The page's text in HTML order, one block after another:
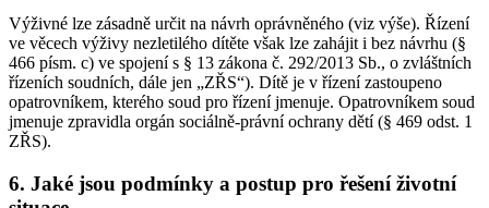
Výživné lze zásadně určit na návrh oprávněného (viz výše). Řízení
ve věcech výživy nezletilého dítěte však lze zahájit i bez návrhu (§
466 písm. c) ve spojení s § 13 zákona č. 292/2013 Sb., o zvláštních
řízeních soudních, dále jen „ZŘS“). Dítě je v řízení zastoupeno
opatrovníkem, kterého soud pro řízení jmenuje. Opatrovníkem soud
jmenuje zpravidla orgán sociálně-právní ochrany dětí (§ 469 odst. 1
ZŘS).
6. Jaké jsou podmínky a postup pro řešení životní